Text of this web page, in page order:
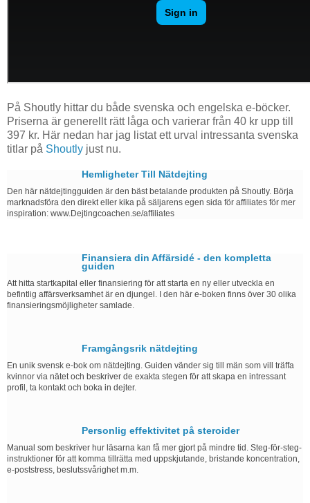
På Shoutly hittar du både svenska och engelska e-böcker.
Priserna är generellt rätt låga och varierar från 40 kr upp till
397 kr. Här nedan har jag listat ett urval intressanta svenska
titlar på Shoutly just nu.
Hemligheter Till Nätdejting
Den här nätdejtingguiden är den bäst betalande produkten på Shoutly. Börja
marknadsföra den direkt eller kika på säljarens egen sida för affiliates för mer
inspiration: www.Dejtingcoachen.se/affiliates
Finansiera din Affärsidé - den kompletta
guiden
Att hitta startkapital eller finansiering för att starta en ny eller utveckla en
befintlig affärsverksamhet är en djungel. I den här e-boken finns över 30 olika
finansieringsmöjligheter samlade.
Framgångsrik nätdejting
En unik svensk e-bok om nätdejting. Guiden vänder sig till män som vill träffa
kvinnor via nätet och beskriver de exakta stegen för att skapa en intressant
profil, ta kontakt och boka in dejter.
Personlig effektivitet på steroider
Manual som beskriver hur läsarna kan få mer gjort på mindre tid. Steg-för-steg-
instruktioner för att komma tillrätta med uppskjutande, bristande koncentration,
e-poststress, beslutssvårighet m.m.